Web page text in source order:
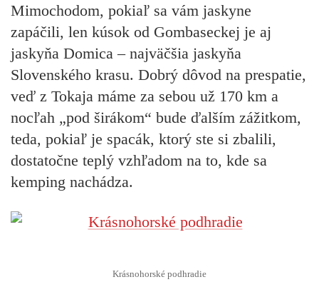
Mimochodom, pokiaľ sa vám jaskyne
zapáčili, len kúsok od Gombaseckej je aj
jaskyňa Domica – najväčšia jaskyňa
Slovenského krasu. Dobrý dôvod na prespatie,
veď z Tokaja máme za sebou už 170 km a
nocľah „pod širákom“ bude ďalším zážitkom,
teda, pokiaľ je spacák, ktorý ste si zbalili,
dostatočne teplý vzhľadom na to, kde sa
kemping nachádza.
Krásnohorské podhradie